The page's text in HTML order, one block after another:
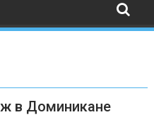
в Доминикане